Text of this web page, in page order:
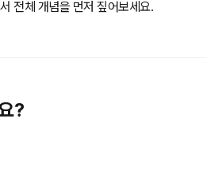
전체 개념을 먼저 짚어보세요.
?